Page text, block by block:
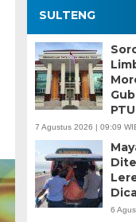
SULTENG
7 Agustus 2026 | 09:09
6